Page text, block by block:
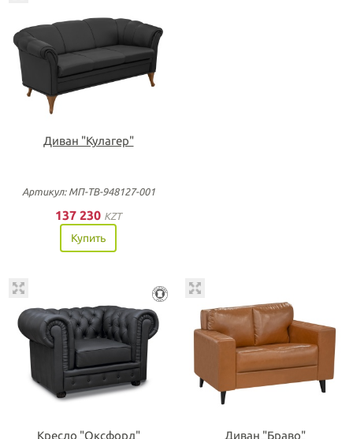
Диван "Кулагер"
Артикул: МП-ТВ-948127-001
137 230 KZT
Купить
Кресло "Оксфорд" Диван "Браво"